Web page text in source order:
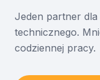
O nas
Kontakt
Jeden partner
technicznego.
codziennej pracy.